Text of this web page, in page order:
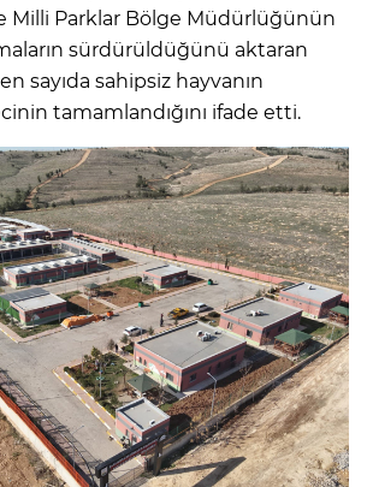
Milli Parklar Bölge Müdürlüğünün
sürdürüldüğünü aktaran
sayıda sahipsiz hayvanın
tamamlandığını ifade etti.